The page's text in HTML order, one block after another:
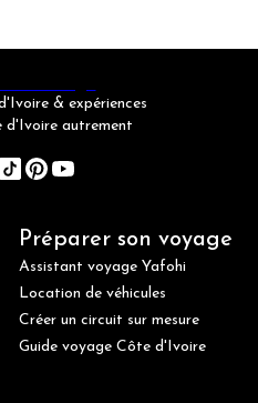
& expériences
d'Ivoire autrement
Préparer son voyage
Assistant voyage Yafohi
Location de véhicules
Créer un circuit sur mesure
Guide voyage Côte d'Ivoire